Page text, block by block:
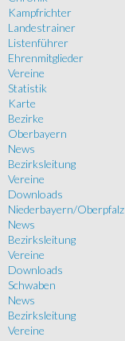
Kampfrichter
Landestrainer
Listenführer
Ehrenmitglieder
Vereine
Statistik
Karte
Bezirke
Oberbayern
News
Bezirksleitung
Vereine
Downloads
Niederbayern/Oberpfalz
News
Bezirksleitung
Vereine
Downloads
Schwaben
News
Bezirksleitung
Vereine